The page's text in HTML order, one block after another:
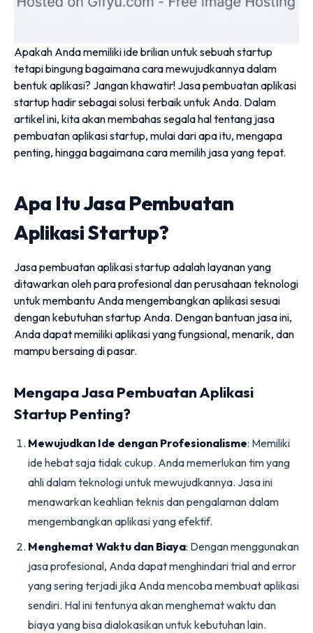
Apakah Anda memiliki ide brilian untuk sebuah startup
tetapi bingung bagaimana cara mewujudkannya dalam
bentuk aplikasi? Jangan khawatir! Jasa pembuatan aplikasi
startup hadir sebagai solusi terbaik untuk Anda. Dalam
artikel ini, kita akan membahas segala hal tentang jasa
pembuatan aplikasi startup, mulai dari apa itu, mengapa
penting, hingga bagaimana cara memilih jasa yang tepat.
Apa Itu Jasa Pembuatan
Aplikasi Startup?
Jasa pembuatan aplikasi startup adalah layanan yang
ditawarkan oleh para profesional dan perusahaan teknologi
untuk membantu Anda mengembangkan aplikasi sesuai
dengan kebutuhan startup Anda. Dengan bantuan jasa ini,
Anda dapat memiliki aplikasi yang fungsional, menarik, dan
mampu bersaing di pasar.
Mengapa Jasa Pembuatan Aplikasi
Startup Penting?
Mewujudkan Ide dengan Profesionalisme: Memiliki
ide hebat saja tidak cukup. Anda memerlukan tim yang
ahli dalam teknologi untuk mewujudkannya. Jasa ini
menawarkan keahlian teknis dan pengalaman dalam
mengembangkan aplikasi yang efektif.
Menghemat Waktu dan Biaya: Dengan menggunakan
jasa profesional, Anda dapat menghindari trial and error
yang sering terjadi jika Anda mencoba membuat aplikasi
sendiri. Hal ini tentunya akan menghemat waktu dan
biaya yang bisa dialokasikan untuk kebutuhan lain.